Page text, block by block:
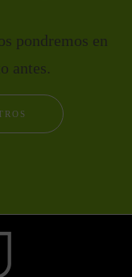
pondremos en
antes.